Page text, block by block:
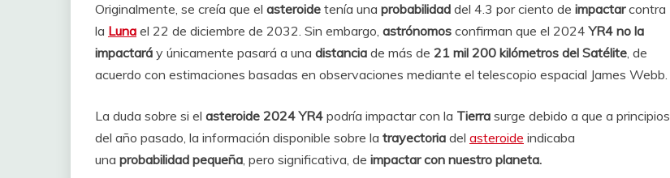
Originalmente, se creía que el asteroide tenía una probabilidad del 4.3 por ciento de impactarcontra
la Luna el 22 de diciembre de 2032. Sin embargo, astrónomos confirman que el 2024YR4 no la
impactará y únicamente pasará a una distancia de más de 21 mil 200 kilómetros del Satélite, de
acuerdo con estimaciones basadas en observaciones mediante el telescopio espacial James Webb.
La duda sobre si el asteroide 2024 YR4 podría impactar con la Tierra surge debido a que a principios
del año pasado, la información disponible sobre la trayectoria del asteroide indicaba
una probabilidad pequeña, pero significativa, de impactar con nuestro planeta.